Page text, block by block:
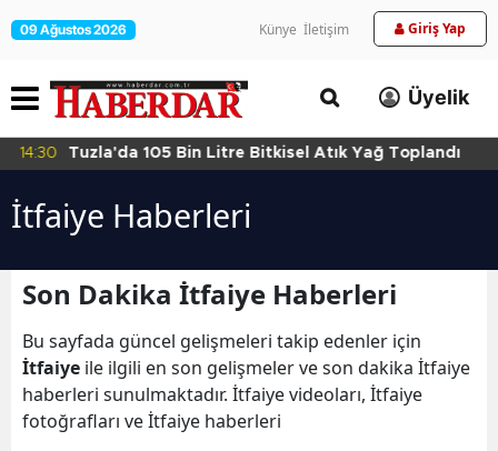
09 Ağustos 2026 Künye İletişim Giriş Yap
Üyelik
14:30 Tuzla'da 105 Bin Litre Bitkisel Atık Yağ Toplandı
İtfaiye Haberleri
Son Dakika İtfaiye Haberleri
Bu sayfada güncel gelişmeleri takip edenler için
İtfaiye ile ilgili en son gelişmeler ve son dakika İtfaiye
haberleri sunulmaktadır. İtfaiye videoları, İtfaiye
fotoğrafları ve İtfaiye haberleri